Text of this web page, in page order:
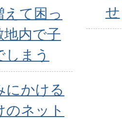
えて困っ
内で子
まう
にかける
のネット
せ